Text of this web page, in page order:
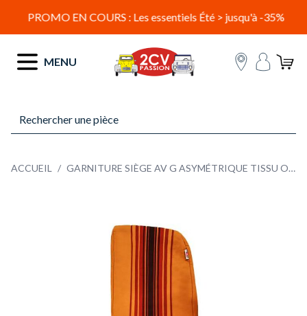
PROMO EN COURS : Les essentiels Été > jusqu'à -35%
MENU
ACCUEIL / GARNITURE SIÈGE AV G ASYMÉTRIQUE TISSU ORANGE RAYE